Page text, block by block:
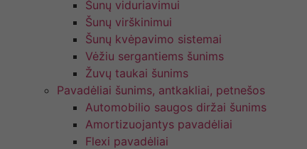
Šunų viduriavimui
Šunų virškinimui
Šunų kvėpavimo sistemai
Vėžiu sergantiems šunims
Žuvų taukai šunims
Pavadėliai šunims, antkakliai, petnešos
Automobilio saugos diržai šunims
Amortizuojantys pavadėliai
Flexi pavadėliai